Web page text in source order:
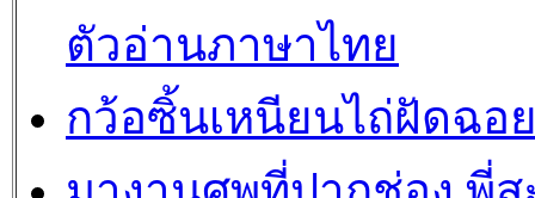
ตัวอ่านภาษาไทย
กว้อซิ้นเหนียนไถ่ฝัดฉอ